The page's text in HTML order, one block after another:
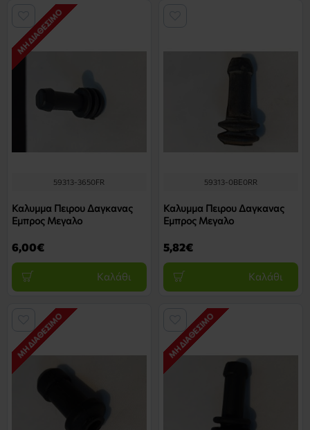
ΜΗ ΔΙΑΘΈΣΙΜΟ
59313-3650FR
Καλυμμα Πειρου Δαγκανας
Εμπρος Μεγαλο
6,00€
Καλάθι
59313-0BE0RR
Καλυμμα Πειρου Δαγκανας
Εμπρος Μεγαλο
5,82€
Καλάθι
ΜΗ ΔΙΑΘΈΣΙΜΟ ΜΗ ΔΙΑΘΈΣΙΜΟ